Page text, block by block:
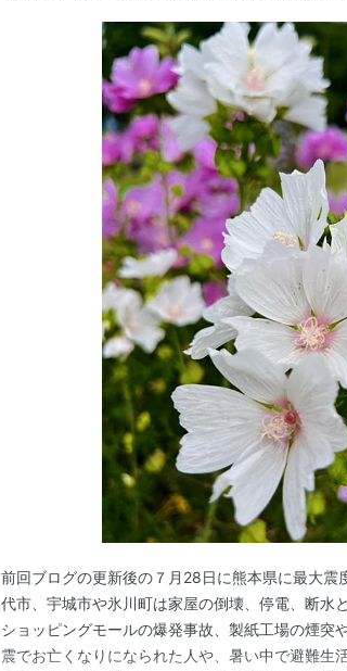
前回ブログの更新後の７月28日に熊本県に最大震
代市、宇城市や氷川町は家屋の倒壊、停電、断水
ショッピングモールの爆発事故、製紙工場の煙突
震でお亡くなりになられた人や、暑い中で避難生